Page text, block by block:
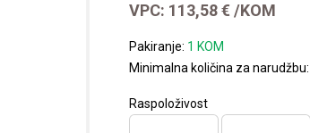
VPC: 113,58€ /KOM
Pakiranje: 1 KOM
Minimalna količina za narudžbu:
Raspoloživost